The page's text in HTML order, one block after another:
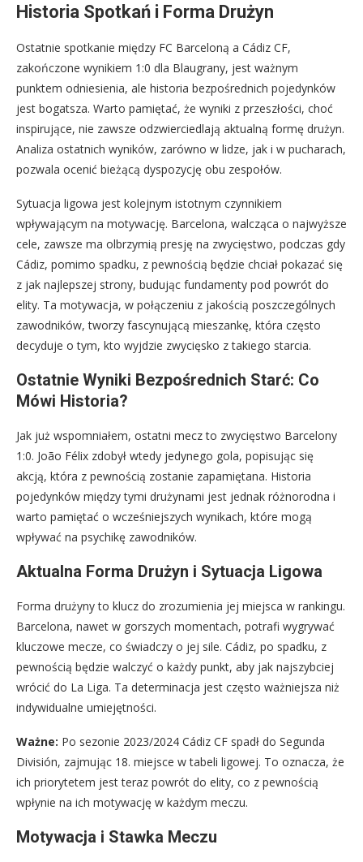
Historia Spotkań i Forma Drużyn
Ostatnie spotkanie między FC Barceloną a Cádiz CF,
zakończone wynikiem 1:0 dla Blaugrany, jest ważnym
punktem odniesienia, ale historia bezpośrednich pojedynków
jest bogatsza. Warto pamiętać, że wyniki z przeszłości, choć
inspirujące, nie zawsze odzwierciedlają aktualną formę drużyn.
Analiza ostatnich wyników, zarówno w lidze, jak i w pucharach,
pozwala ocenić bieżącą dyspozycję obu zespołów.
Sytuacja ligowa jest kolejnym istotnym czynnikiem
wpływającym na motywację. Barcelona, walcząca o najwyższe
cele, zawsze ma olbrzymią presję na zwycięstwo, podczas gdy
Cádiz, pomimo spadku, z pewnością będzie chciał pokazać się
z jak najlepszej strony, budując fundamenty pod powrót do
elity. Ta motywacja, w połączeniu z jakością poszczególnych
zawodników, tworzy fascynującą mieszankę, która często
decyduje o tym, kto wyjdzie zwycięsko z takiego starcia.
Ostatnie Wyniki Bezpośrednich Starć: Co
Mówi Historia?
Jak już wspomniałem, ostatni mecz to zwycięstwo Barcelony
1:0. João Félix zdobył wtedy jedynego gola, popisując się
akcją, która z pewnością zostanie zapamiętana. Historia
pojedynków między tymi drużynami jest jednak różnorodna i
warto pamiętać o wcześniejszych wynikach, które mogą
wpływać na psychikę zawodników.
Aktualna Forma Drużyn i Sytuacja Ligowa
Forma drużyny to klucz do zrozumienia jej miejsca w rankingu.
Barcelona, nawet w gorszych momentach, potrafi wygrywać
kluczowe mecze, co świadczy o jej sile. Cádiz, po spadku, z
pewnością będzie walczyć o każdy punkt, aby jak najszybciej
wrócić do La Liga. Ta determinacja jest często ważniejsza niż
indywidualne umiejętności.
Ważne: Po sezonie 2023/2024 Cádiz CF spadł do Segunda
División, zajmując 18. miejsce w tabeli ligowej. To oznacza, że
ich priorytetem jest teraz powrót do elity, co z pewnością
wpłynie na ich motywację w każdym meczu.
Motywacja i Stawka Meczu